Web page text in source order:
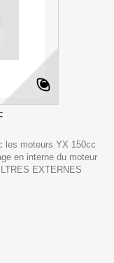
les moteurs YX 150cc
en interne du moteur
EXTERNES